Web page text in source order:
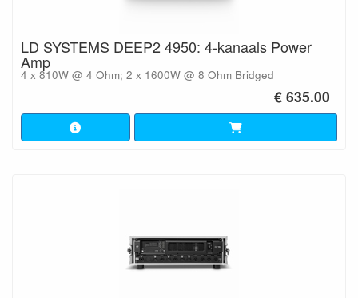
LD SYSTEMS DEEP2 4950: 4-kanaals Power
Amp
4 x 810W @ 4 Ohm; 2 x 1600W @ 8 Ohm Bridged
€ 635.00